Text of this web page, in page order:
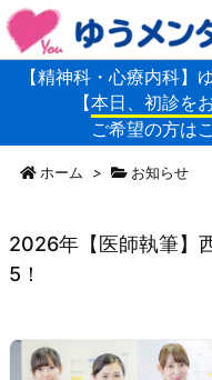
【精神科・心療内科】
【本日、初診を
ご希望の方は
ホーム > お知らせ
2026年【医師執筆】
5！